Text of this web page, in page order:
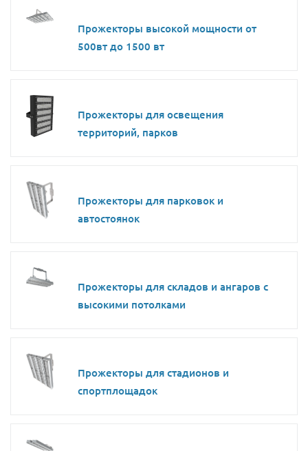
Прожекторы высокой мощности от
500вт до 1500 вт
Прожекторы для освещения
территорий, парков
Прожекторы для парковок и
автостоянок
Прожекторы для складов и ангаров с
высокими потолками
Прожекторы для стадионов и
спортплощадок